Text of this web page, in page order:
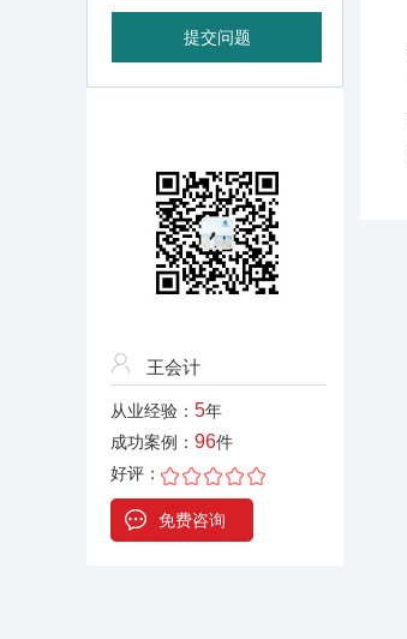
王会计
从业经验： 5年
成功案例： 96件
好评：
免费咨询